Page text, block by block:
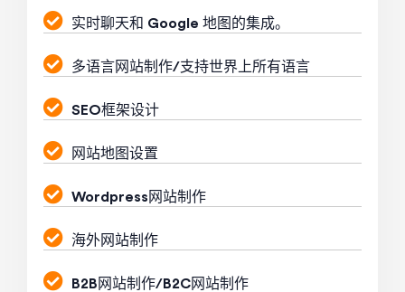
实时聊天和 Google 地图的集成。
多语言网站制作/支持世界上所有语言
SEO框架设计
网站地图设置
Wordpress网站制作
海外网站制作
B2B网站制作/B2C网站制作